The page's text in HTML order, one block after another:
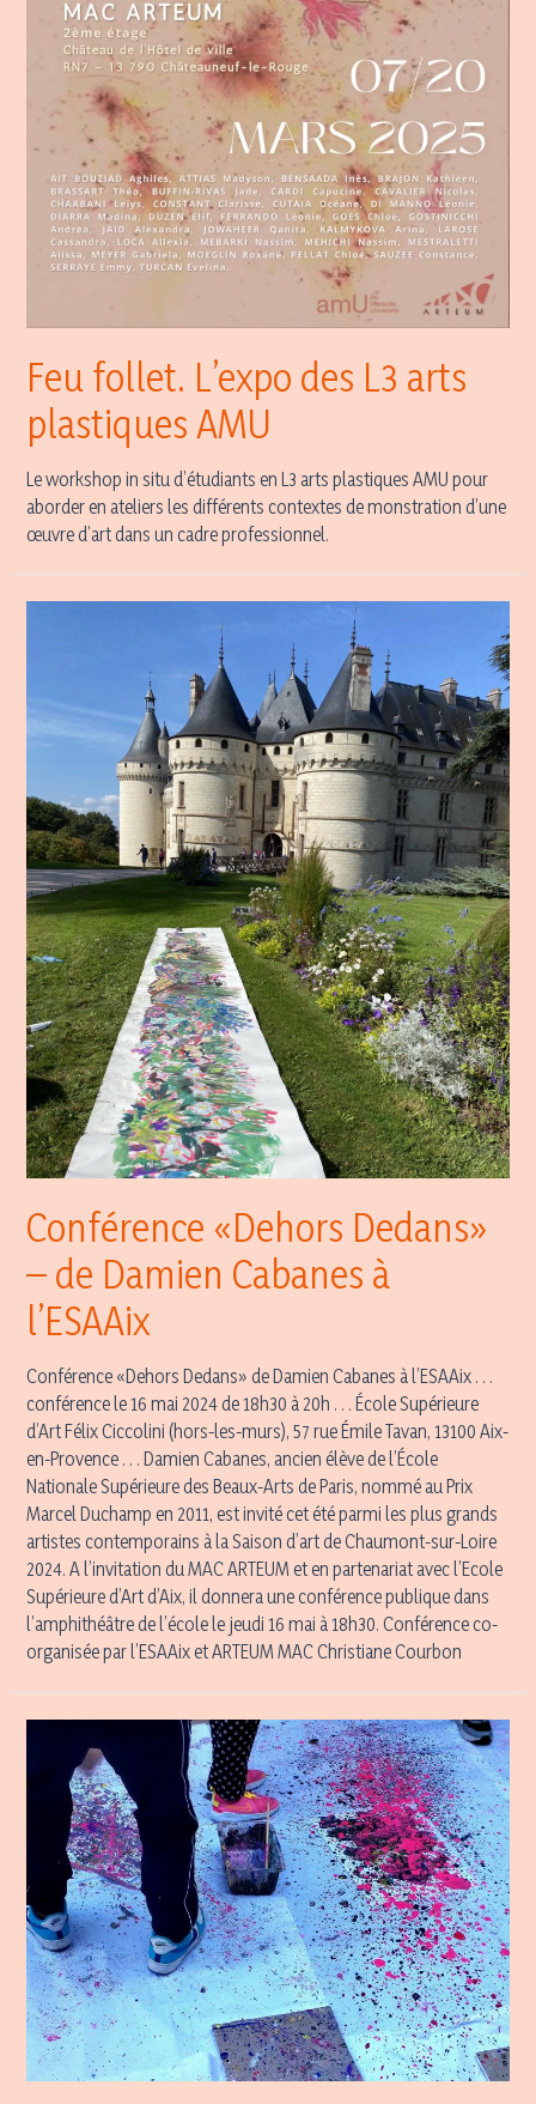
Feu follet. L’expo des L3 arts
plastiques AMU
Le workshop in situ d’étudiants en L3 arts plastiques AMU pour
aborder en ateliers les différents contextes de monstration d’une
œuvre d’art dans un cadre professionnel.
Conférence «Dehors Dedans»
– de Damien Cabanes à
l’ESAAix
Conférence «Dehors Dedans» de Damien Cabanes à l’ESAAix . . .
conférence le 16 mai 2024 de 18h30 à 20h . . . École Supérieure
d’Art Félix Ciccolini (hors-les-murs), 57 rue Émile Tavan, 13100 Aix-
en-Provence . . . Damien Cabanes, ancien élève de l’École
Nationale Supérieure des Beaux-Arts de Paris, nommé au Prix
Marcel Duchamp en 2011, est invité cet été parmi les plus grands
artistes contemporains à la Saison d’art de Chaumont-sur-Loire
2024. A l’invitation du MAC ARTEUM et en partenariat avec l’Ecole
Supérieure d’Art d’Aix, il donnera une conférence publique dans
l’amphithéâtre de l’école le jeudi 16 mai à 18h30. Conférence co-
organisée par l’ESAAix et ARTEUM MAC Christiane Courbon